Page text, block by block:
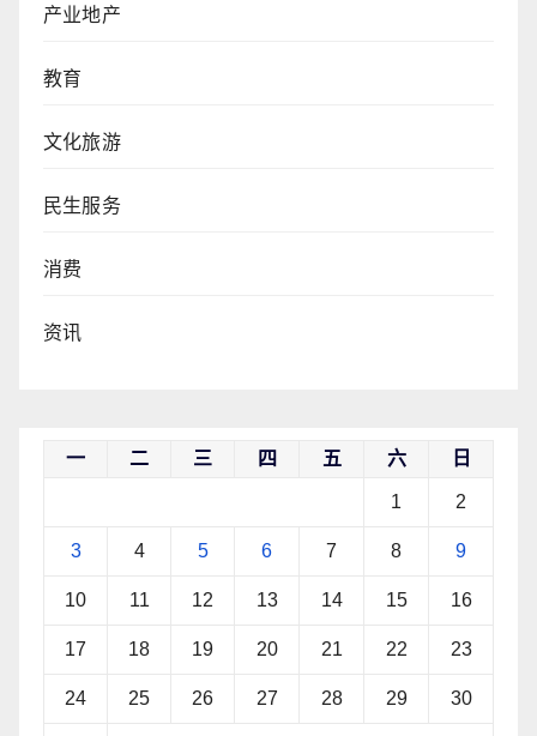
产业地产
教育
文化旅游
民生服务
消费
资讯
一 二 三 四 五 六 日
1 2
3 4 5 6 7 8 9
10 11 12 13 14 15 16
17 18 19 20 21 22 23
24 25 26 27 28 29 30